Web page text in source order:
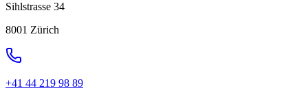
Sihlstrasse 34
8001 Zürich
+41 44 219 98 89